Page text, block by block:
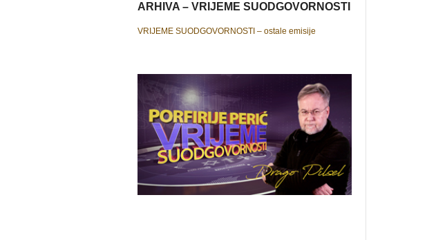
ARHIVA – VRIJEME SUODGOVORNOSTI
VRIJEME SUODGOVORNOSTI – ostale emisije